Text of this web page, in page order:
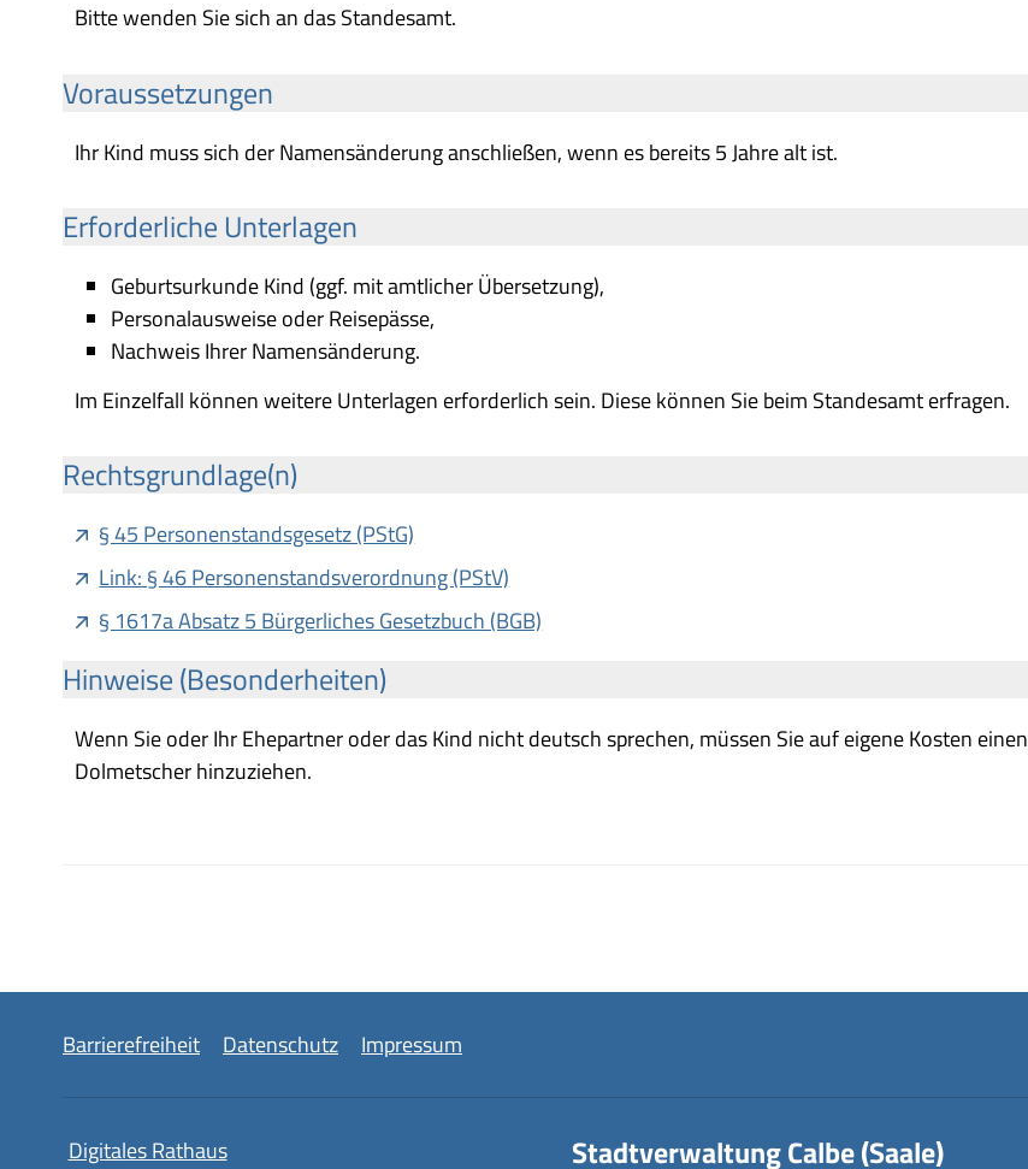
Bitte wenden Sie sich an das Standesamt.
Voraussetzungen
Ihr Kind muss sich der Namensänderung anschließen, wenn es bereits 5 Jahre alt ist.
Erforderliche Unterlagen
Geburtsurkunde Kind (ggf. mit amtlicher Übersetzung),
Personalausweise oder Reisepässe,
Nachweis Ihrer Namensänderung.
Im Einzelfall können weitere Unterlagen erforderlich sein. Diese können Sie beim Standesamt erfragen.
Rechtsgrundlage(n)
§ 45 Personenstandsgesetz (PStG)
Link: § 46 Personenstandsverordnung (PStV)
§ 1617a Absatz 5 Bürgerliches Gesetzbuch (BGB)
Hinweise (Besonderheiten)
Wenn Sie oder Ihr Ehepartner oder das Kind nicht deutsch sprechen, müssen Sie auf eigene Kosten einen
Dolmetscher hinzuziehen.
Barrierefreiheit Datenschutz Impressum
Digitales Rathaus Stadtverwaltung Calbe (Saale)